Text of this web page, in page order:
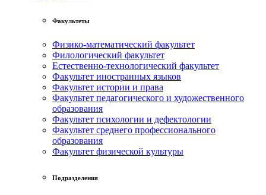
Факультеты
Физико-математический факультет
Филологический факультет
Естественно-технологический факультет
Факультет иностранных языков
Факультет истории и права
Факультет педагогического и художественного
образования
Факультет психологии и дефектологии
Факультет среднего профессионального
образования
Факультет физической культуры
Подразделения